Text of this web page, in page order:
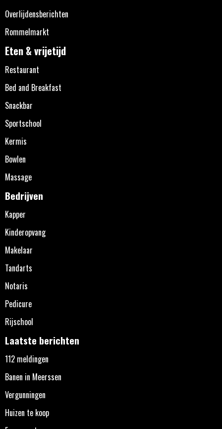
Overlijdensberichten
Rommelmarkt
Eten & vrijetijd
Restaurant
Bed and Breakfast
Snackbar
Sportschool
Kermis
Bowlen
Massage
Bedrijven
Kapper
Kinderopvang
Makelaar
Tandarts
Notaris
Pedicure
Rijschool
Laatste berichten
112 meldingen
Banen in Meerssen
Vergunningen
Huizen te koop